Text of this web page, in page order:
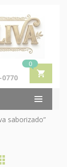
0
saborizado”